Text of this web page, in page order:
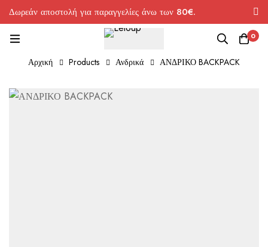
Δωρεάν αποστολή για παραγγελίες άνω των 80€.
0
Αρχική Products Ανδρικά ΑΝΔΡΙΚΟ BACKPACK